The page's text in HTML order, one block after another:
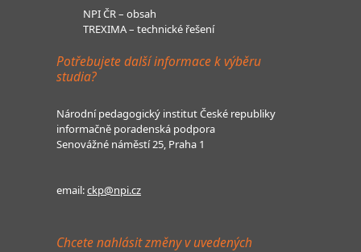
NPI ČR – obsah
TREXIMA – technické řešení
Potřebujete další informace k výběru
studia?
Národní pedagogický institut České republiky
informačně poradenská podpora
Senovážné náměstí 25, Praha 1
email:ckp@npi.cz
Chcete nahlásit změny v uvedených